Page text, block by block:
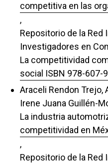
competitiva en las
,
Repositorio de la Red
Investigadores en
La competitividad
social ISBN 978-607-
Araceli Rendon Trejo,
Irene Juana Guillén-
La industria
competitividad en
,
Repositorio de la Red